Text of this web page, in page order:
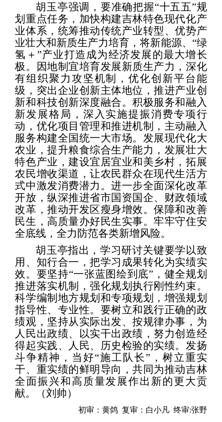
胡玉亭强调，要准确把握“十五五”规
划重点任务，加快构建吉林特色现代化产
业体系，统筹推动传统产业转型、优势产
业壮大和新质生产力培育，将新能源、“绿
氢＋”产业打造成为经济发展的最大增长
极。因地制宜培育发展新质生产力，深化
有组织聚力攻坚机制，优化创新平台能
级，突出企业创新主体地位，推进产业创
新和科技创新深度融合。积极服务和融入
新发展格局，深入实施提振消费专项行
动，优化项目管理和推进机制，主动融入
服务构建全国统一大市场。发展现代化大
农业，提升粮食综合生产能力，发展壮大
特色产业，建设宜居宜业和美乡村，拓展
农民增收渠道，让农民群众在现代生活方
式中激发消费潜力。进一步全面深化改革
开放，纵深推进省市国资国企、财政领域
改革，推动开发区瘦身增效。保障和改善
民生，高质量办好民生实事。牢牢守住安
全底线，全力防范各类新增风险。
胡玉亭指出，学习研讨关键要学以致
用、知行合一，把学习成果转化为实绩实
效。要坚持“一张蓝图绘到底”，健全规划
推进落实机制，强化规划执行刚性约束。
科学编制地方规划和专项规划，增强规划
指导性、专业性。要树立和践行正确的政
绩观，坚持从实际出发、按规律办事，为
人民出政绩、以实干出政绩，努力创造经
得起实践、人民、历史检验的实绩。发扬
斗争精神，当好“施工队长”，树立重实
干、重实绩的鲜明导向，共同为推动吉林
全面振兴和高质量发展作出新的更大贡
献。（刘帅）
初审：黄鸽 复审：白小凡 终审:张野